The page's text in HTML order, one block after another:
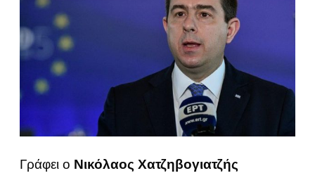
Γράφει ο Νικόλαος Χατζηβογιατζής